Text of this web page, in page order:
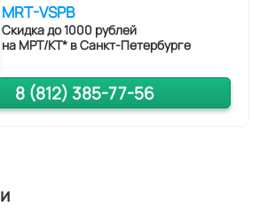
MRT-VSPB
Скидка до 1000 рублей
на МРТ/КТ* в Санкт-Петербурге
8 (812) 385-77-56